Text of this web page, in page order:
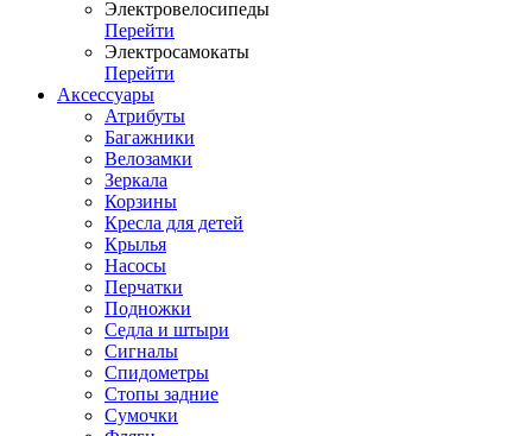
Электровелосипеды
Перейти
Электросамокаты
Перейти
Аксессуары
Атрибуты
Багажники
Велозамки
Зеркала
Корзины
Кресла для детей
Крылья
Насосы
Перчатки
Подножки
Седла и штыри
Сигналы
Спидометры
Стопы задние
Сумочки